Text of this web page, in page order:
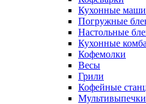
Кухонные
Погружные
Настольные
Кухонные
Кофемолки
Весы
Грили
Кофейные
Мультивыпечки